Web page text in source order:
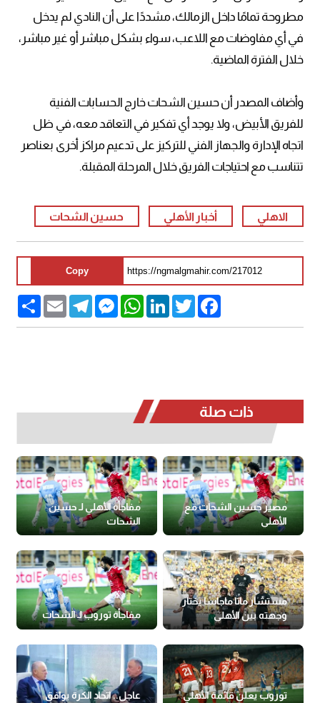
مطروحة تمامًا داخل الزمالك، مشددًا على أن النادي لم يدخل
في أي مفاوضات مع اللاعب، سواء بشكل مباشر أو غير مباشر،
خلال الفترة الماضية.
وأضاف المصدر أن حسين الشحات خارج الحسابات الفنية
للفريق الأبيض، ولا يوجد أي تفكير في التعاقد معه، في ظل
اتجاه الإدارة والجهاز الفني للتركيز على تدعيم مراكز أخرى بعناصر
تتناسب مع احتياجات الفريق خلال المرحلة المقبلة.
الاهلي أخبار الأهلي حسين الشحات
Copy
Share Email
TelegramMessengerWhatsAppLinkedInTwitter
Facebook
ذات صلة
مصير حسين الشحات مع
الأهلي
مفاجأة الأهلي لـ حسين
الشحات
مستشار ماتا ماجاسا يختار
وجهته بين الأهلي
وبيراميدز
مفاجأة توروب لـ الشحات
توروب يعلن قائمة الأهلي
عاجل.. اتحاد الكرة يوافق